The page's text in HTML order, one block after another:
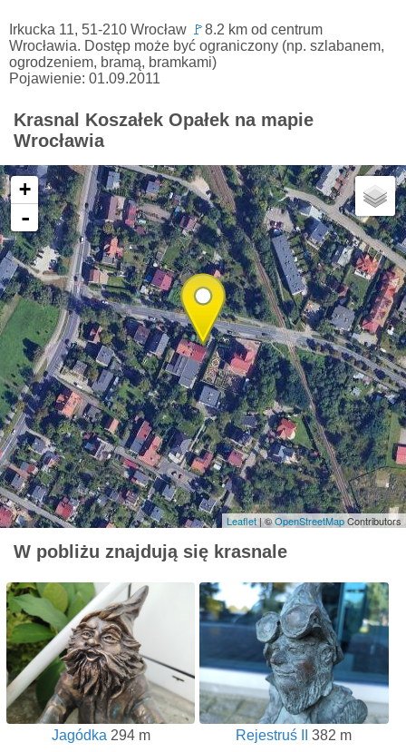
Irkucka 11, 51-210 Wrocław 🚩8.2 km od centrum
Wrocławia. Dostęp może być ograniczony (np. szlabanem,
ogrodzeniem, bramą, bramkami)
Pojawienie: 01.09.2011
Krasnal Koszałek Opałek na mapie
Wrocławia
+
-
Leaflet| ©OpenStreetMapContributors
W pobliżu znajdują się krasnale
Jagódka 294 m Rejestruś II 382 m